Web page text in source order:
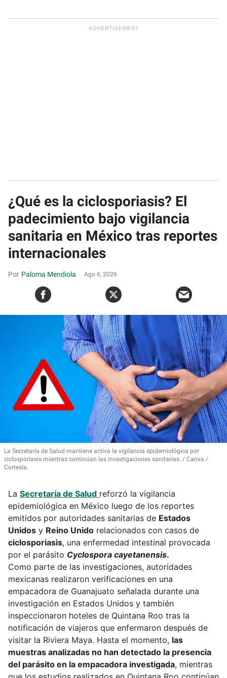
¿Qué es la ciclosporiasis? El
padecimiento bajo vigilancia
sanitaria en México tras reportes
internacionales
Paloma Mendiola Ago 6, 2026
La Secretaría de Salud mantiene activa la vigilancia epidemiológica por
ciclosporiasis mientras continúan las investigaciones sanitarias.
Canva /
Cortesía.
La Secretaría de Salud reforzó la vigilancia
epidemiológica en México luego de los reportes
emitidos por autoridades sanitarias de Estados
Unidos y Reino Unido relacionados con casos de
ciclosporiasis, una enfermedad intestinal provocada
por el parásito Cyclospora cayetanensis.
Como parte de las investigaciones, autoridades
mexicanas realizaron verificaciones en una
empacadora de Guanajuato señalada durante una
investigación en Estados Unidos y también
inspeccionaron hoteles de Quintana Roo tras la
notificación de viajeros que enfermaron después de
visitar la Riviera Maya. Hasta el momento, las
muestras analizadas no han detectado la presencia
del parásito en la empacadora investigada, mientras